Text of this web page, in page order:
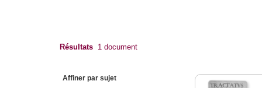
Résultats 1 document
Affiner par sujet